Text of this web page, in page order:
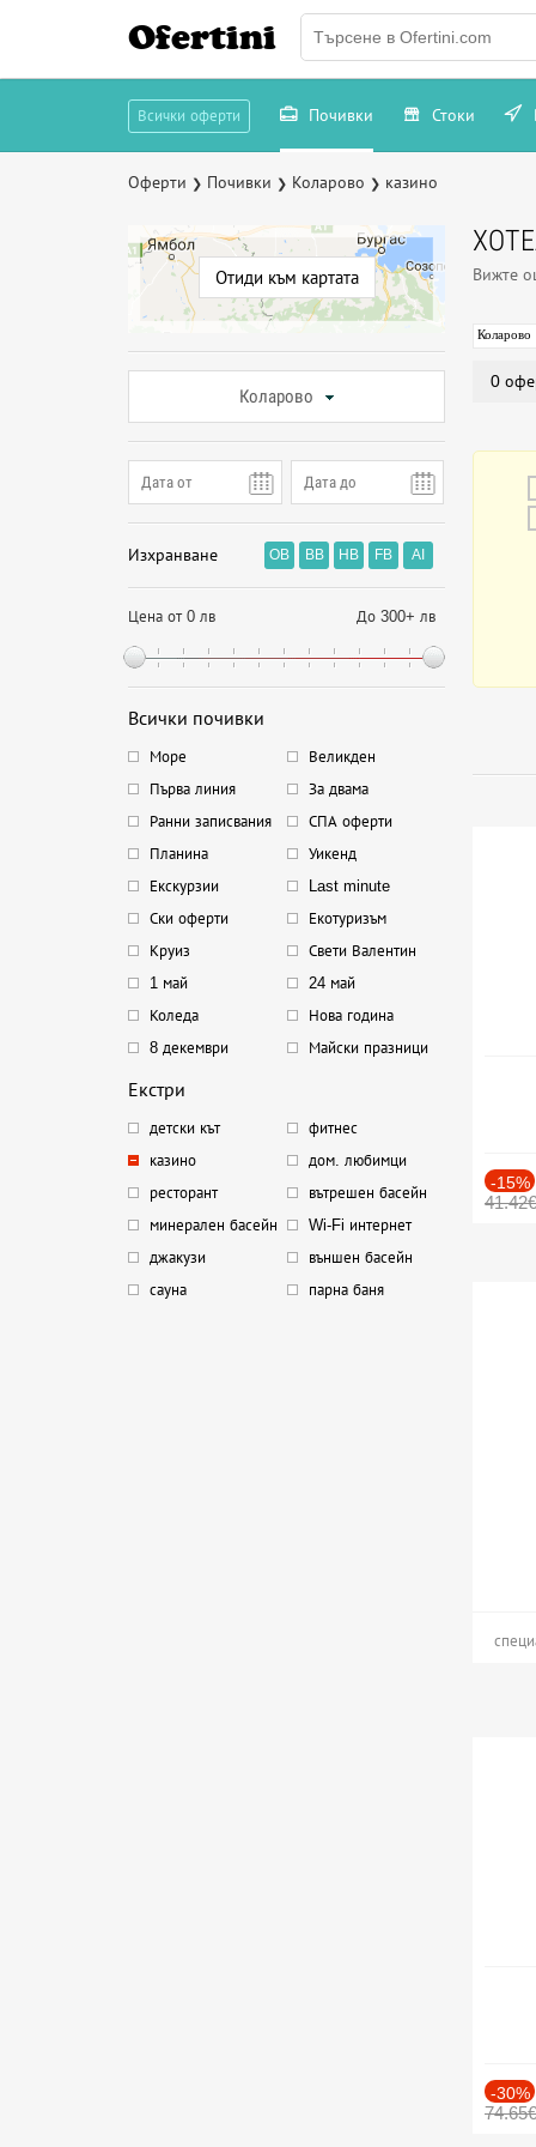
Ofertini
Всички оферти Почивки Стоки
Оферти ❯ Почивки ❯ Коларово ❯ казино
Отиди към картата
Коларово
Изхранване OB BB HB FB AI
Цена от 0 лв До 300+ лв
Всички почивки
Море
Великден
Първа линия
За двама
Ранни записвания
СПА оферти
Планина
Уикенд
Екскурзии
Last minute
Ски оферти
Екотуризъм
Круиз
Свети Валентин
1 май
24 май
Коледа
Нова година
8 декември
Майски празници
Екстри
детски кът
фитнес
казино
дом. любимци
ресторант
вътрешен басейн
минерален басейн
Wi-Fi интернет
джакузи
външен басейн
сауна
парна баня
Вижте
Коларово
0
-15%
41.42€
-30%
74.65€